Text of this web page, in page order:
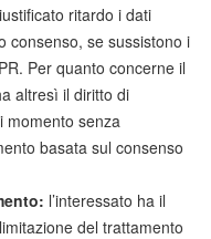
ritardo i dati
consenso, se sussistono i
Per quanto concerne il
altresì il diritto di
momento senza
basata sul consenso
l’interessato ha il
del trattamento